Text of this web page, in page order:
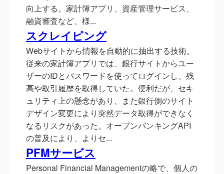
向上する。家計簿アプリ、資産管理サービス、
融資審査など、様...
スクレイピング
Webサイトから情報を自動的に抽出する技術。
従来の家計簿アプリでは、銀行サイトからユー
ザーのIDとパスワードを使ってログインし、残
高や取引履歴を取得していた。便利だが、セキ
ュリティ上の懸念があり、また銀行側のサイト
デザイン変更により突然データ取得ができなく
なるリスクがあった。オープンバンキングAPI
の普及により、よりセ...
PFMサービス
Personal Financial Managementの略で、個人の